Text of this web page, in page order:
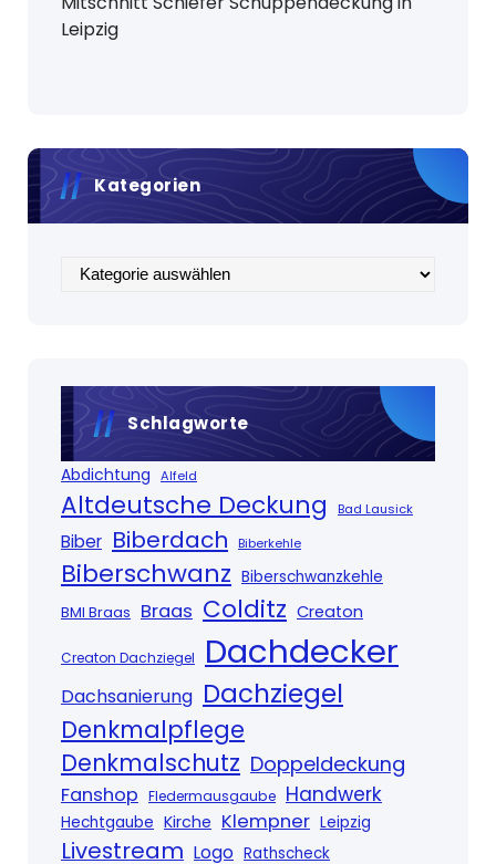
Leipzig
Kategorien
Kategorien
Schlagworte
Abdichtung Alfeld
Altdeutsche Deckung Bad Lausick
Biber Biberdach Biberkehle
Biberschwanz Biberschwanzkehle
BMI Braas Braas Colditz Creaton
Creaton Dachziegel Dachdecker
Dachsanierung Dachziegel
Denkmalpflege
Denkmalschutz Doppeldeckung
Fanshop Fledermausgaube Handwerk
Hechtgaube Kirche Klempner Leipzig
Livestream Logo Rathscheck